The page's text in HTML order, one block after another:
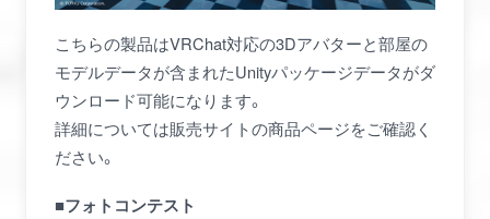
こちらの製品はVRChat対応の3Dアバターと部屋の
モデルデータが含まれたUnityパッケージデータがダ
ウンロード可能になります。
詳細については販売サイトの商品ページをご確認く
ださい。
■フォトコンテスト